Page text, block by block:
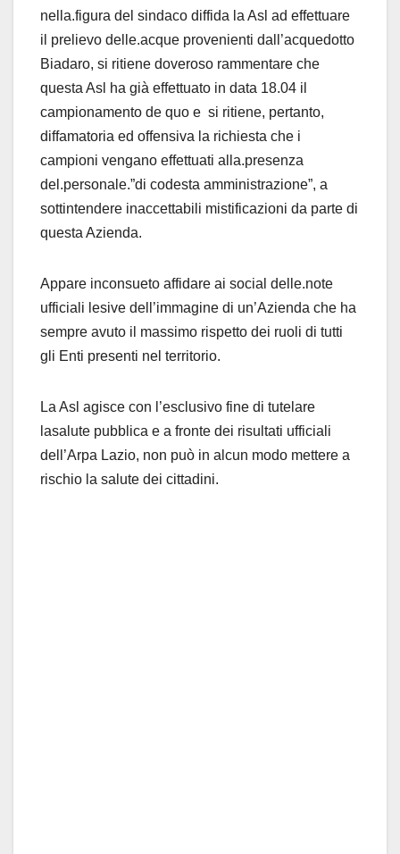
nella.figura del sindaco diffida la Asl ad effettuare
il prelievo delle.acque provenienti dall’acquedotto
Biadaro, si ritiene doveroso rammentare che
questa Asl ha già effettuato in data 18.04 il
campionamento de quo e si ritiene, pertanto,
diffamatoria ed offensiva la richiesta che i
campioni vengano effettuati alla.presenza
del.personale.”di codesta amministrazione”, a
sottintendere inaccettabili mistificazioni da parte di
questa Azienda.
Appare inconsueto affidare ai social delle.note
ufficiali lesive dell’immagine di un’Azienda che ha
sempre avuto il massimo rispetto dei ruoli di tutti
gli Enti presenti nel territorio.
La Asl agisce con l’esclusivo fine di tutelare
lasalute pubblica e a fronte dei risultati ufficiali
dell’Arpa Lazio, non può in alcun modo mettere a
rischio la salute dei cittadini.